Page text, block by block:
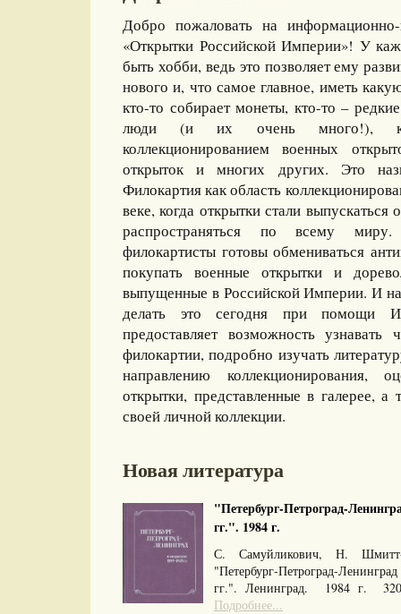
Добро пожаловать на информационно-
«Открытки Российской Империи»! У
быть хобби, ведь это позволяет ему
нового и, что самое главное, иметь
кто-то собирает монеты, кто-то –
люди (и их очень много!),
коллекционированием военных
открыток и многих других. Это
Филокартия как область
веке, когда открытки стали
распространяться по всему
филокартисты готовы обмениваться
покупать военные открытки и
выпущенные в Российской Империи. И
делать это сегодня при помощи
предоставляет возможность
филокартии, подробно изучать
направлению коллекционирования,
открытки, представленные в галерее, а
своей личной коллекции.
Новая литература
"Петербург-Петроград-
гг.". 1984 г.
С. Самуйликович, Н.
"Петербург-Петроград-
гг.". Ленинград. 1984 г.
Подробнее...